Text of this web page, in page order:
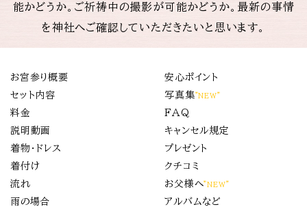
能かどうか。ご祈祷中の撮影が可能かどうか。最新の事情
を神社へご確認していただきたいと思います。
お宮参り概要
セット内容
料金
説明動画
着物・ドレス
着付け
流れ
雨の場合
安心ポイント
写真集”NEW”
FAQ
キャンセル規定
プレゼント
クチコミ
お父様へ”NEW”
アルバムなど